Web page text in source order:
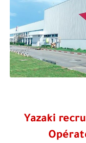
Yazaki